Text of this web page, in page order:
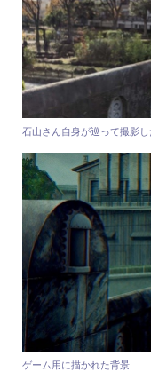
石山さん自身が巡って撮影
ゲーム用に描かれた背景